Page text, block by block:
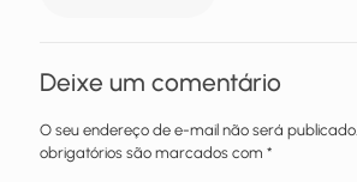
Deixe um comentário
O seu endereço de e-mail não será publicado.
obrigatórios são marcados com *